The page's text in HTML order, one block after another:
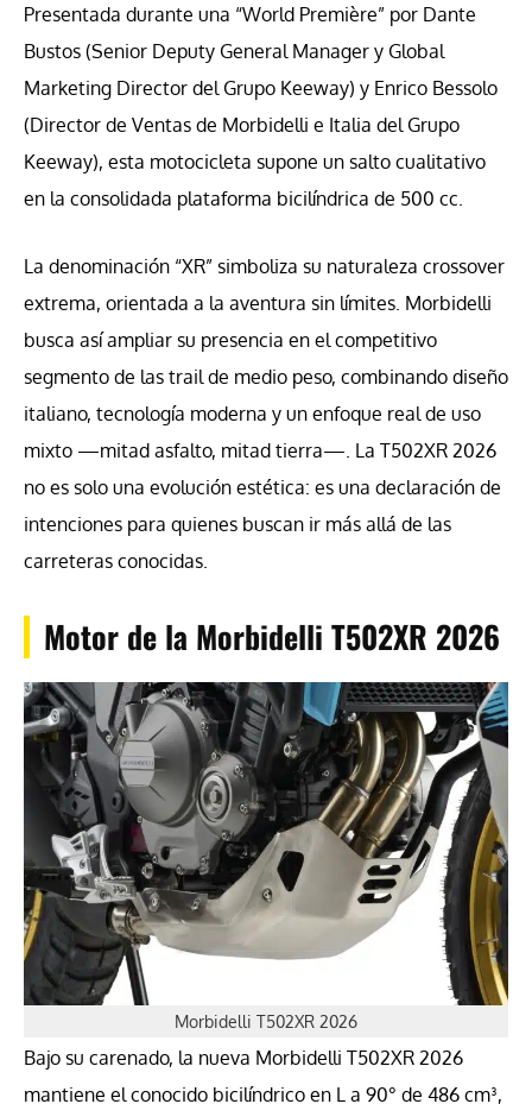
Presentada durante una “World Première” por Dante
Bustos (Senior Deputy General Manager y Global
Marketing Director del Grupo Keeway) y Enrico Bessolo
(Director de Ventas de Morbidelli e Italia del Grupo
Keeway), esta motocicleta supone un salto cualitativo
en la consolidada plataforma bicilíndrica de 500 cc.
La denominación “XR” simboliza su naturaleza crossover
extrema, orientada a la aventura sin límites. Morbidelli
busca así ampliar su presencia en el competitivo
segmento de las trail de medio peso, combinando diseño
italiano, tecnología moderna y un enfoque real de uso
mixto —mitad asfalto, mitad tierra—. La T502XR 2026
no es solo una evolución estética: es una declaración de
intenciones para quienes buscan ir más allá de las
carreteras conocidas.
Motor de la Morbidelli T502XR 2026
Morbidelli T502XR 2026
Bajo su carenado, la nueva Morbidelli T502XR 2026
mantiene el conocido bicilíndrico en L a 90° de 486 cm³,